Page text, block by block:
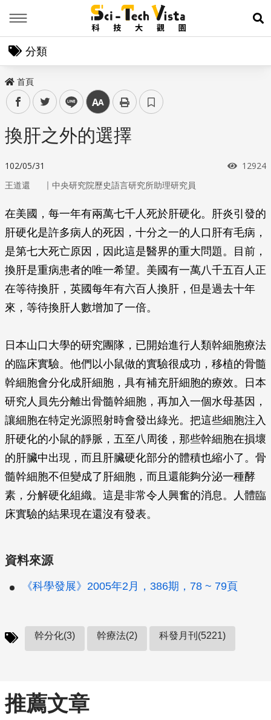
展
分類
首頁
facebooktwitter line 中
換肝之外的選擇
102/05/31 瀏覽次
12924
王道還 ｜ 中央研究院歷史語言研究所助理研究員
在美國，每一年有兩萬七千人死於肝硬化。肝炎引發的
肝硬化是許多病人的死因，十分之一的人口肝有毛病，
是第七大死亡原因，因此這是醫界的重大問題。目前，
換肝是重病患者的唯一希望。美國有一萬八千五百人正
在等待換肝，英國每年有六百人換肝，但是過去十年
來，等待換肝人數增加了一倍。
日本山口大學的研究團隊，已開始進行人類幹細胞療法
的臨床實驗。他們以小鼠做的實驗很成功，移植的骨髓
幹細胞會分化成肝細胞，具有補充肝細胞的療效。日本
研究人員先分離出骨髓幹細胞，再加入一個水母基因，
讓細胞在特定光源照射時會發出綠光。把這些細胞注入
肝硬化的小鼠的靜脈，五至八周後，那些幹細胞在損壞
的肝臟中出現，而且肝臟硬化部分的體積也縮小了。骨
髓幹細胞不但變成了肝細胞，而且還能夠分泌一種酵
素，分解硬化組織。這是非常令人興奮的消息。人體臨
床實驗的結果現在還沒有發表。
資料來源
《科學發展》2005年2月，386期，78 ~ 79頁
幹分化(3) 幹療法(2) 科發月刊(5221)
推薦文章